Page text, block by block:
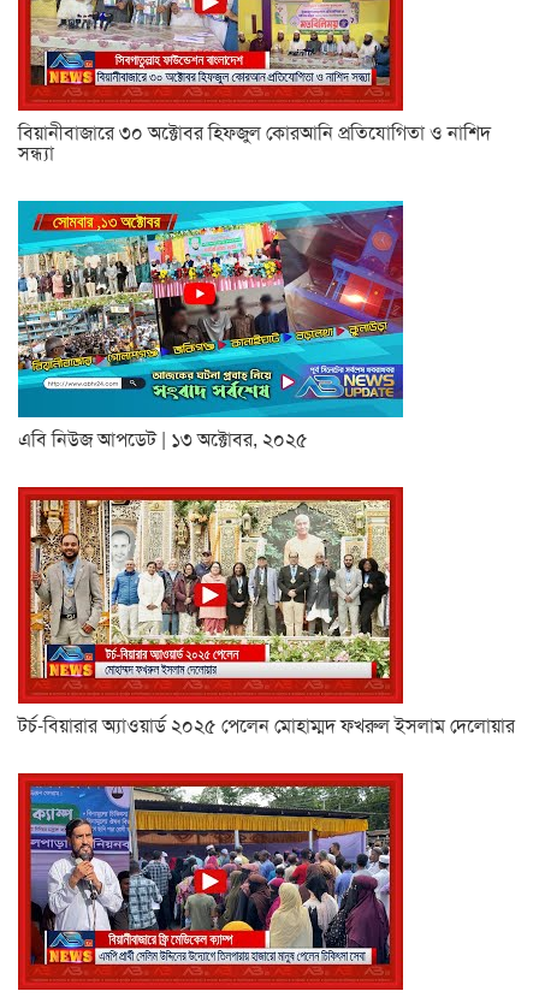
বিয়ানীবাজারে ৩০ অক্টোবর হিফজুল কোরআনি প্রতিযোগিতা ও নাশিদ
সন্ধ্যা
এবি নিউজ আপডেট | ১৩ অক্টোবর, ২০২৫
টর্চ-বিয়ারার অ্যাওয়ার্ড ২০২৫ পেলেন মোহাম্মদ ফখরুল ইসলাম দেলোয়ার